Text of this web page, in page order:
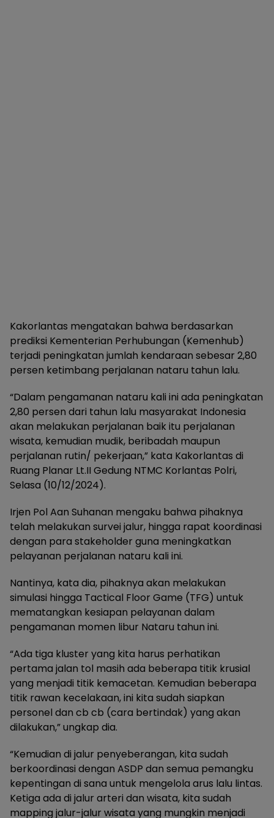
Kakorlantas mengatakan bahwa berdasarkan
prediksi Kementerian Perhubungan (Kemenhub)
terjadi peningkatan jumlah kendaraan sebesar 2,80
persen ketimbang perjalanan nataru tahun lalu.
“Dalam pengamanan nataru kali ini ada peningkatan
2,80 persen dari tahun lalu masyarakat Indonesia
akan melakukan perjalanan baik itu perjalanan
wisata, kemudian mudik, beribadah maupun
perjalanan rutin/ pekerjaan,” kata Kakorlantas di
Ruang Planar Lt.II Gedung NTMC Korlantas Polri,
Selasa (10/12/2024).
Irjen Pol Aan Suhanan mengaku bahwa pihaknya
telah melakukan survei jalur, hingga rapat koordinasi
dengan para stakeholder guna meningkatkan
pelayanan perjalanan nataru kali ini.
Nantinya, kata dia, pihaknya akan melakukan
simulasi hingga Tactical Floor Game (TFG) untuk
mematangkan kesiapan pelayanan dalam
pengamanan momen libur Nataru tahun ini.
“Ada tiga kluster yang kita harus perhatikan
pertama jalan tol masih ada beberapa titik krusial
yang menjadi titik kemacetan. Kemudian beberapa
titik rawan kecelakaan, ini kita sudah siapkan
personel dan cb cb (cara bertindak) yang akan
dilakukan,” ungkap dia.
“Kemudian di jalur penyeberangan, kita sudah
berkoordinasi dengan ASDP dan semua pemangku
kepentingan di sana untuk mengelola arus lalu lintas.
Ketiga ada di jalur arteri dan wisata, kita sudah
mapping jalur-jalur wisata yang mungkin menjadi